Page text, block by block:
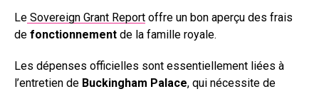
Le Sovereign Grant Report offre un bon aperçu des frais
de fonctionnement de la famille royale.
Les dépenses officielles sont essentiellement liées à
l’entretien de Buckingham Palace, qui nécessite de